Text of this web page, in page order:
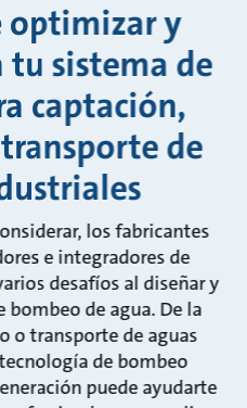
optimizar y
sistema de
captación,
de
los fabricantes
e integradores de
desafíos al diseñar y
de agua. De la
o transporte de aguas
de bombeo
puede ayudarte